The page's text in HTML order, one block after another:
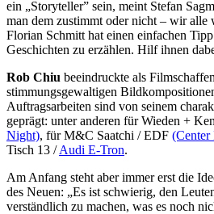
ein „Storyteller” sein, meint Stefan
man dem zustimmt oder nicht – wir alle
Florian Schmitt hat einen einfachen
Geschichten zu erzählen. Hilf ihnen
Rob Chiu beeindruckte als
stimmungsgewaltigen
Auftragsarbeiten sind von seinem
geprägt: unter anderen für Wieden +
Night), für M&C Saatchi / EDF (Center
Tisch 13 /Audi E-Tron.
Am Anfang steht aber immer erst die
des Neuen: „Es ist schwierig, den
verständlich zu machen, was es noch